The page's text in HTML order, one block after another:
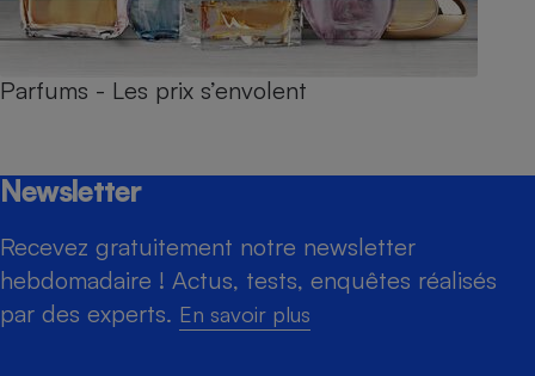
Parfums - Les prix s’envolent
Newsletter
Recevez gratuitement notre newsletter
hebdomadaire ! Actus, tests, enquêtes réalisés
par des experts. En savoir plus